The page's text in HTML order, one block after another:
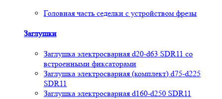
Головная часть седелки с устройством фрезы
Заглушки
Заглушка электросварная d20-d63 SDR11 со
встроенными фиксаторами
Заглушка электросварная (комплект) d75-d225
SDR11
Заглушка электросварная d160-d250 SDR11